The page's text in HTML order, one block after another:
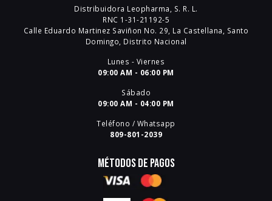
Distribuidora Leopharma, S. R. L.
RNC 1-31-21192-5
Calle Eduardo Martinez Saviñon No. 29, La Castellana, Santo
Domingo, Distrito Nacional
Lunes - Viernes
09:00 AM - 06:00 PM
Sábado
09:00 AM - 04:00 PM
Teléfono / Whatsapp
809-801-2039
Métodos de pagos